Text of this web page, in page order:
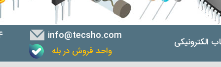
الکترونیکی
info@tecsho.com
واحد فروش در بله